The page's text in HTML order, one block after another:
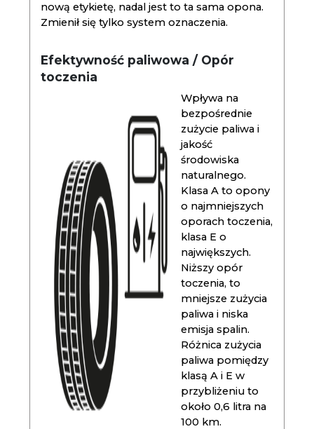
nową etykietę, nadal jest to ta sama opona.
Zmienił się tylko system oznaczenia.
Efektywność paliwowa / Opór
toczenia
Wpływa na
bezpośrednie
zużycie paliwa i
jakość
środowiska
naturalnego.
Klasa A to opony
o najmniejszych
oporach toczenia,
klasa E o
największych.
Niższy opór
toczenia, to
mniejsze zużycia
paliwa i niska
emisja spalin.
Różnica zużycia
paliwa pomiędzy
klasą A i E w
przybliżeniu to
około 0,6 litra na
100 km.